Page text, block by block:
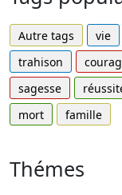
Autre tags vie
trahison
sagesse
mort
famille
Thémes